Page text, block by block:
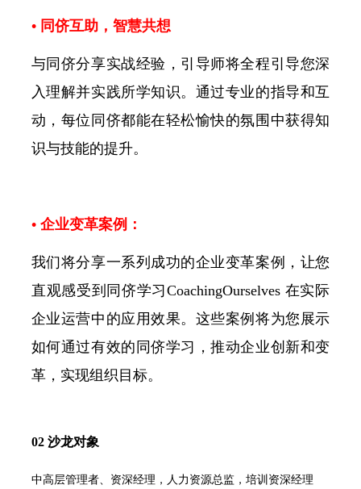
• 同侪互助，智慧共想
与同侪分享实战经验，引导师将全程引导您深
入理解并实践所学知识。通过专业的指导和互
动，每位同侪都能在轻松愉快的氛围中获得知
识与技能的提升。
• 企业变革案例：
我们将分享一系列成功的企业变革案例，让您
直观感受到同侪学习CoachingOurselves 在实际
企业运营中的应用效果。这些案例将为您展示
如何通过有效的同侪学习，推动企业创新和变
革，实现组织目标。
02 沙龙对象
中高层管理者、资深经理，人力资源总监，培训资深经理